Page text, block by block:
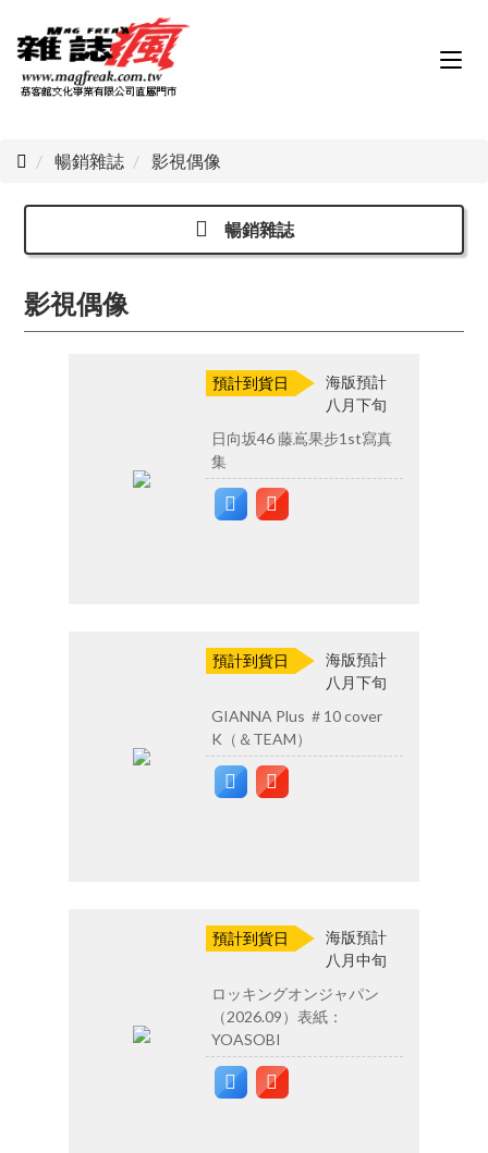
暢銷雜誌 影視偶像
暢銷雜誌
影視偶像
預計到貨日
海版預計
八月下旬
日向坂46 藤嶌果步1st寫真
集
預計到貨日
海版預計
八月下旬
GIANNA Plus ＃10 cover
K（＆TEAM）
預計到貨日
海版預計
八月中旬
ロッキングオンジャパン
（2026.09）表紙：
YOASOBI